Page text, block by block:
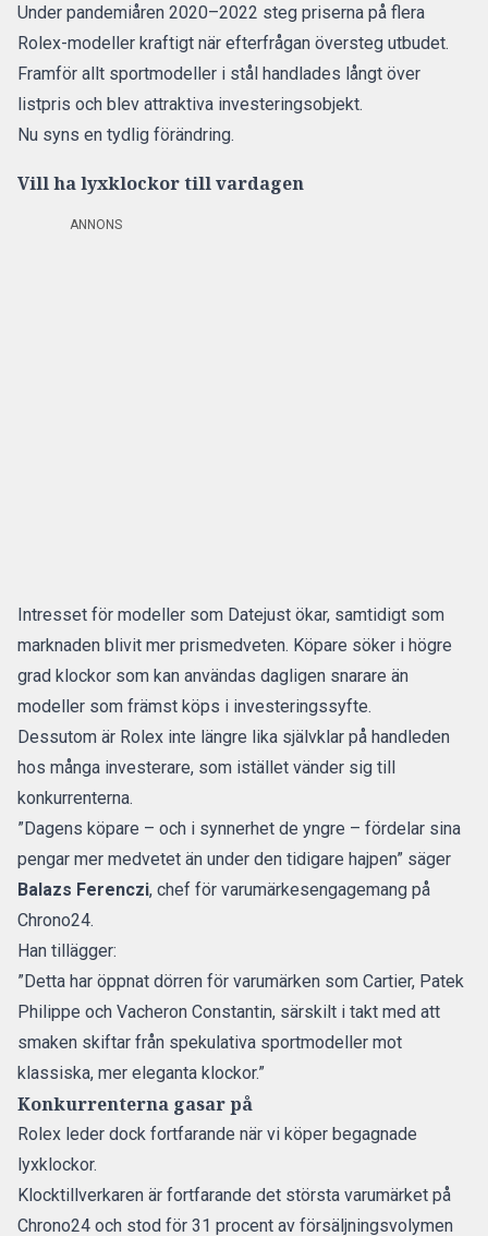
Under pandemiåren 2020–2022 steg priserna på flera
Rolex-modeller kraftigt när efterfrågan översteg utbudet.
Framför allt sportmodeller i stål handlades långt över
listpris och blev attraktiva investeringsobjekt.
Nu syns en tydlig förändring.
Vill ha lyxklockor till vardagen
ANNONS
Intresset för modeller som Datejust ökar, samtidigt som
marknaden blivit mer prismedveten. Köpare söker i högre
grad klockor som kan användas dagligen snarare än
modeller som främst köps i investeringssyfte.
Dessutom är Rolex inte längre lika självklar på handleden
hos många investerare, som istället vänder sig till
konkurrenterna.
”Dagens köpare – och i synnerhet de yngre – fördelar sina
pengar mer medvetet än under den tidigare hajpen” säger
Balazs Ferenczi, chef för varumärkesengagemang på
Chrono24.
Han tillägger:
”Detta har öppnat dörren för varumärken som Cartier, Patek
Philippe och Vacheron Constantin, särskilt i takt med att
smaken skiftar från spekulativa sportmodeller mot
klassiska, mer eleganta klockor.”
Konkurrenterna gasar på
Rolex leder dock fortfarande när vi köper begagnade
lyxklockor.
Klocktillverkaren är fortfarande det största varumärket på
Chrono24 och stod för 31 procent av försäljningsvolymen